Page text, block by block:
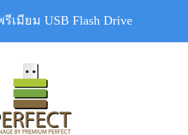
เมียม USB Flash Drive